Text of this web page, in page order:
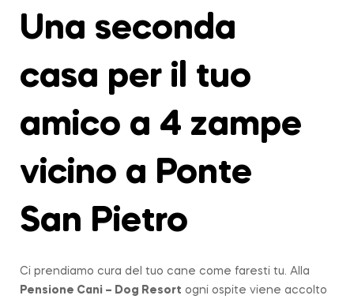
Una seconda
casa per il tuo
amico a 4 zampe
vicino a Ponte
San Pietro
Ci prendiamo cura del tuo cane come faresti tu. Alla
Pensione Cani – Dog Resort ogni ospite viene accolto